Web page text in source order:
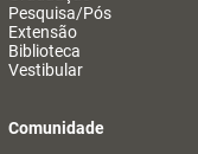
Pesquisa/Pós
Extensão
Biblioteca
Vestibular
Comunidade